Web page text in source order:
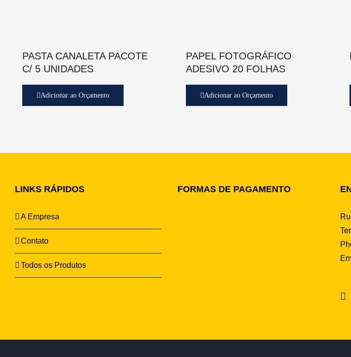
PASTA CANALETA PACOTE
C/ 5 UNIDADES
Adicionar ao Orçamento
PAPEL FOTOGRÁFICO
ADESIVO 20 FOLHAS
Adicionar ao Orçamento
LINKS RÁPIDOS
A Empresa
Contato
Todos os Produtos
FORMAS DE PAGAMENTO